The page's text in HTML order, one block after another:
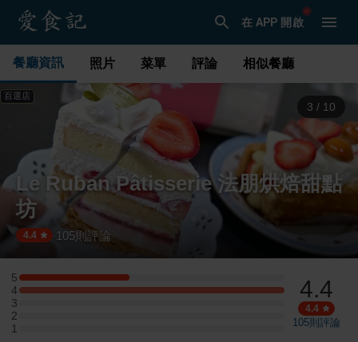
在 APP 開啟
餐廳資訊 照片 菜單 評論 相似餐廳
3 / 10
百選店
Le Ruban Pâtisserie 法朋烘焙甜點
坊
4.4 105則評論
5
5 星：5 則評論
4
4 星：12 則評論
3
3 星：0 則評論
2
2 星：0 則評論
1
1 星：0 則評論
4.4
4.4
105則評論